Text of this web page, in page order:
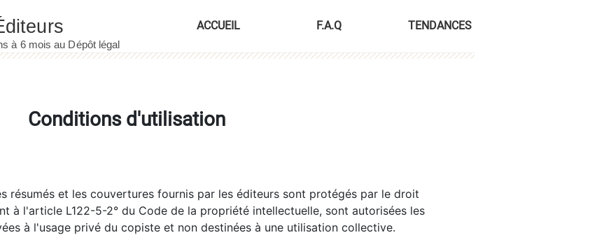
ACCUEIL F.A.Q TENDANCES
Conditions d'utilisation
résumés et les couvertures fournis par les éditeurs sont protégés par le droit
à l'article L122-5-2° du Code de la propriété intellectuelle, sont autorisées les
à l'usage privé du copiste et non destinées à une utilisation collective.